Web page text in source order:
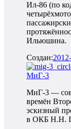
Ил-86 (по
Ильюшина.
Создан:
МиГ-3
МиГ-3 —
времён
эскизный
в ОКБ Н.Н.